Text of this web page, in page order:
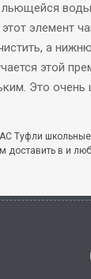
этот элемент
а
этой
Это
Туфли
в и